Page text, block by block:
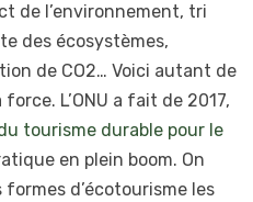
de l’environnement, tri
des écosystèmes,
de CO2… Voici autant de
L’ONU a fait de 2017,
tourisme durable pour le
en plein boom. On
d’écotourisme les